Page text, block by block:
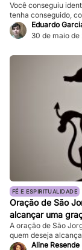
Você conseguiu
tenha conseguido,
Eduardo
30 de maio de
FÉ E ESPIRITUALIDADE
Oração de São
alcançar uma
A oração de São
quem deseja
Aline Resende